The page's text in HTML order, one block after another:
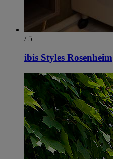
/ 5
ibis Styles Rosenheim